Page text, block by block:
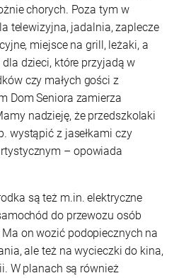
chorych. Poza tym w
telewizyjna, jadalnia, zaplecze
miejsce na grill, leżaki, a
dzieci, które przyjadą w
czy małych gości z
Dom Seniora zamierza
nadzieję, że przedszkolaki
wystąpić z jasełkami czy
– opowiada
są też m.in. elektryczne
do przewozu osób
Ma on wozić podopiecznych na
ale też na wycieczki do kina,
W planach są również